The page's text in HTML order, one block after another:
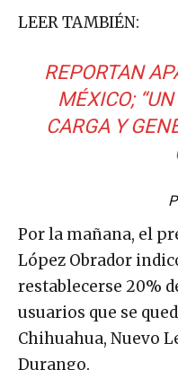
LEER TAMBIÉN:
REPORTAN
MÉXICO;
CARGA Y
Por la mañana, el
López Obrador
restablecerse 20%
usuarios que se
Chihuahua, Nuevo
Durango.